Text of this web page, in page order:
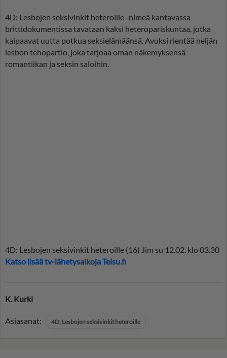
4D: Lesbojen seksivinkit heteroille -nimeä kantavassa
brittidokumentissa tavataan kaksi heteropariskuntaa, jotka
kaipaavat uutta potkua seksielämäänsä. Avuksi rientää neljän
lesbon tehopartio, joka tarjoaa oman näkemyksensä
romantiikan ja seksin saloihin.
4D: Lesbojen seksivinkit heteroille (16) Jim su 12.02. klo 03.30
Katso lisää tv-lähetysaikoja Telsu.fi
K. Kurki
Asiasanat: 4D: Lesbojen seksivinkit heteroille